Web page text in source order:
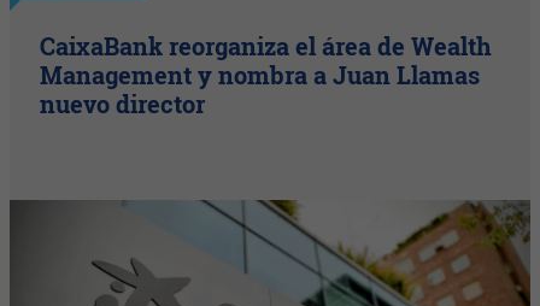
CaixaBank reorganiza el área de Wealth
Management y nombra a Juan Llamas
nuevo director